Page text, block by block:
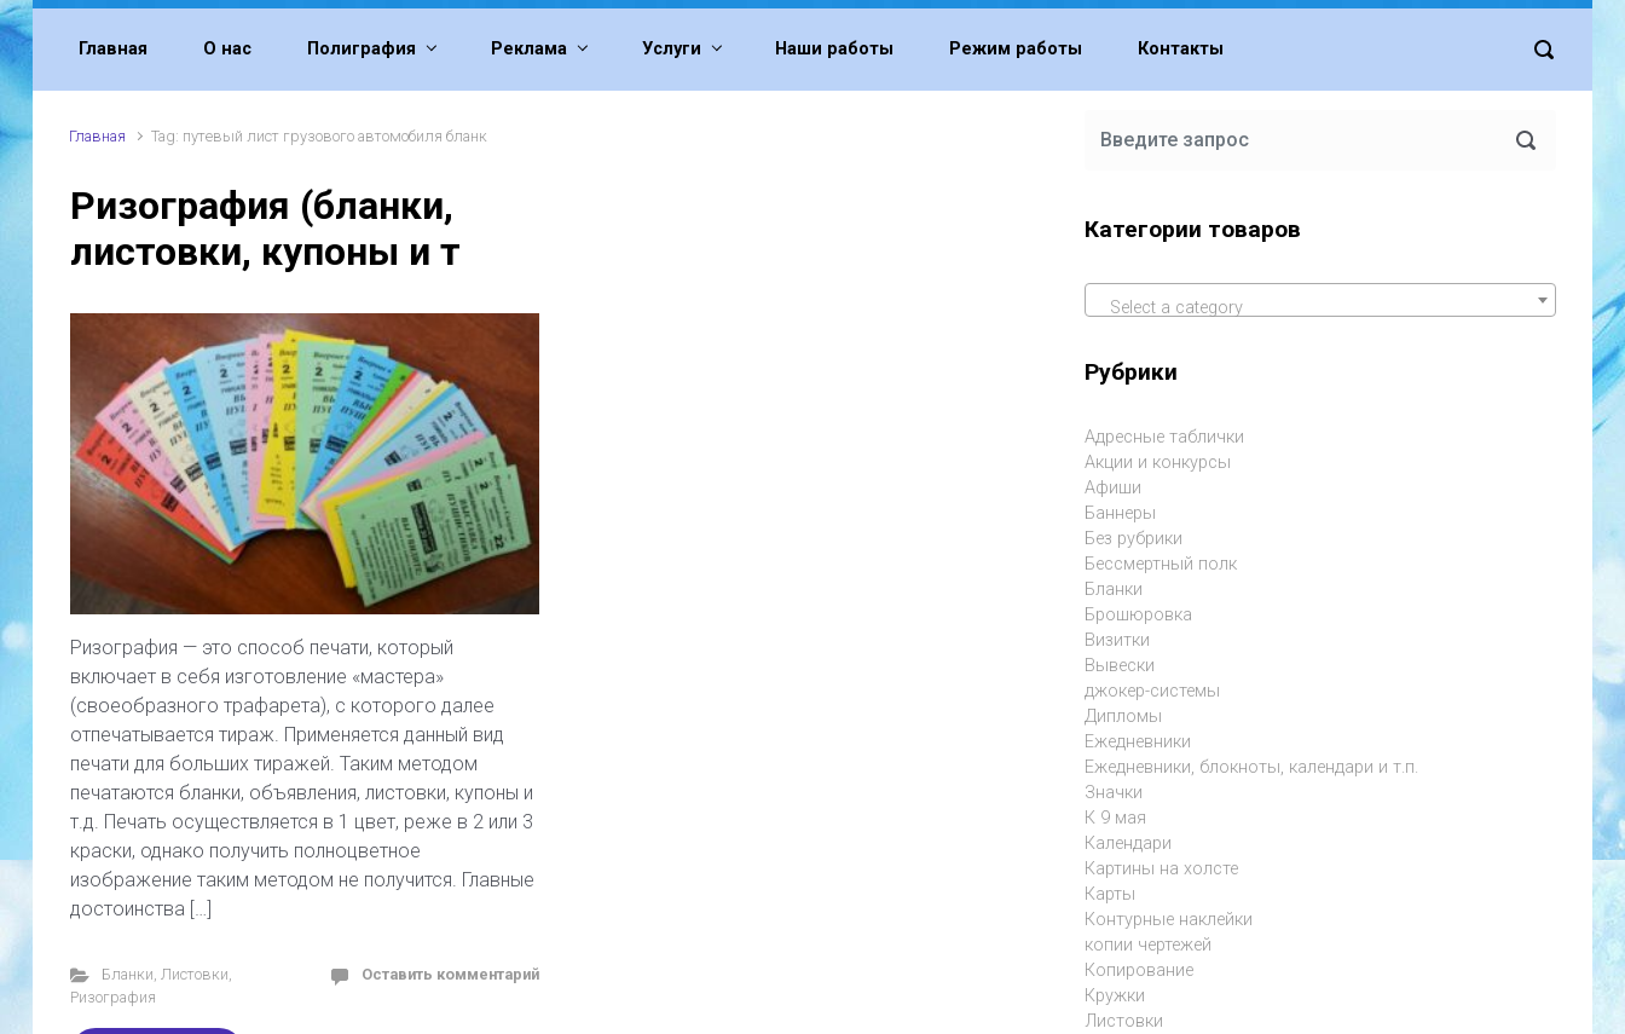
Главная О нас Полиграфия Реклама Услуги Наши работы Режим работы Контакты
Главная Tag: путевый лист грузового автомобиля бланк
Ризография (бланки,
листовки, купоны и т
Ризография — это способ печати, который
включает в себя изготовление «мастера»
(своеобразного трафарета), с которого далее
отпечатывается тираж. Применяется данный вид
печати для больших тиражей. Таким методом
печатаются бланки, объявления, листовки, купоны и
т.д. Печать осуществляется в 1 цвет, реже в 2 или 3
краски, однако получить полноцветное
изображение таким методом не получится. Главные
достоинства […]
Бланки, Листовки,
Ризография
Оставить комментарий
Категории товаров
Select a category
Рубрики
Адресные таблички
Акции и конкурсы
Афиши
Баннеры
Без рубрики
Бессмертный полк
Бланки
Брошюровка
Визитки
Вывески
джокер-системы
Дипломы
Ежедневники
Ежедневники, блокноты, календари и т.п.
Значки
К 9 мая
Календари
Картины на холсте
Карты
Контурные наклейки
копии чертежей
Копирование
Кружки
Листовки